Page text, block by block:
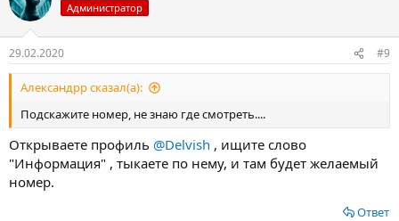
Администратор
29.02.2020 #9
Александрр сказал(а):
Подскажите номер, не знаю где смотреть....
Открываете профиль @Delvish , ищите слово
"Информация" , тыкаете по нему, и там будет желаемый
номер.
Ответ